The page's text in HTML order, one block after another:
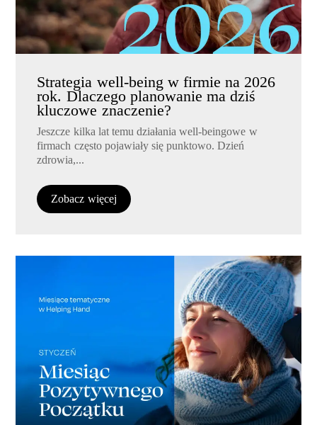
Strategia well-being w firmie na 2026
rok. Dlaczego planowanie ma dziś
kluczowe znaczenie?
Jeszcze kilka lat temu działania well-beingowe w
firmach często pojawiały się punktowo. Dzień
zdrowia,...
Zobacz więcej